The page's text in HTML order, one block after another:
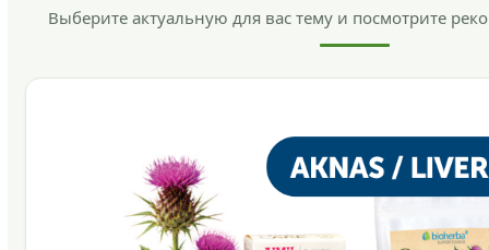
Выберите актуальную для вас тему и посмотрите